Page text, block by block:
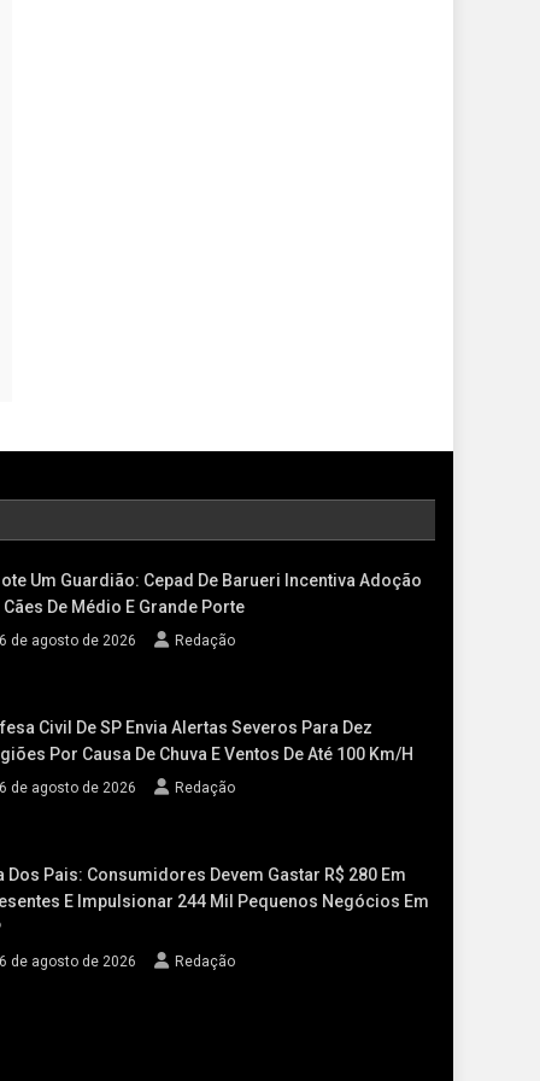
Um Guardião: Cepad De Barueri Incentiva Adoção
Cães De Médio E Grande Porte
de agosto de 2026 Redação
Civil De SP Envia Alertas Severos Para Dez
Por Causa De Chuva E Ventos De Até 100 Km/h
de agosto de 2026 Redação
Dos Pais: Consumidores Devem Gastar R$ 280 Em
E Impulsionar 244 Mil Pequenos Negócios Em
de agosto de 2026 Redação